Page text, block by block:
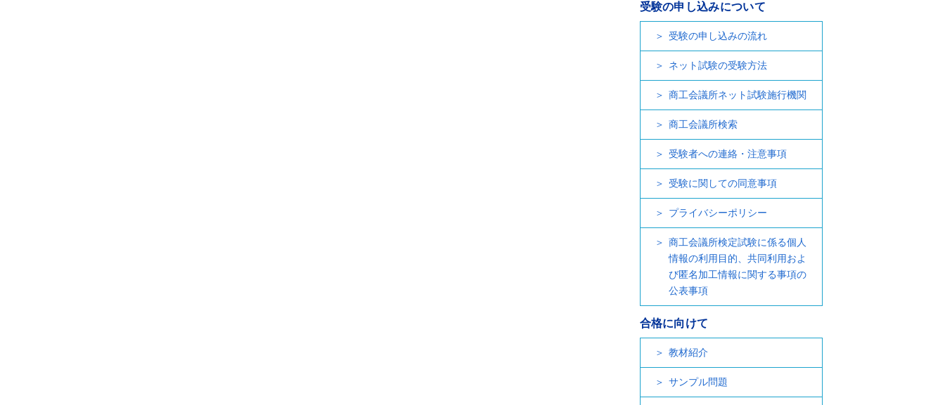
受験の申し込みについて
受験の申し込みの流れ
ネット試験の受験方法
商工会議所ネット試験施行機関
商工会議所検索
受験者への連絡・注意事項
受験に関しての同意事項
プライバシーポリシー
商工会議所検定試験に係る個人
情報の利用目的、共同利用およ
び匿名加工情報に関する事項の
公表事項
合格に向けて
教材紹介
サンプル問題